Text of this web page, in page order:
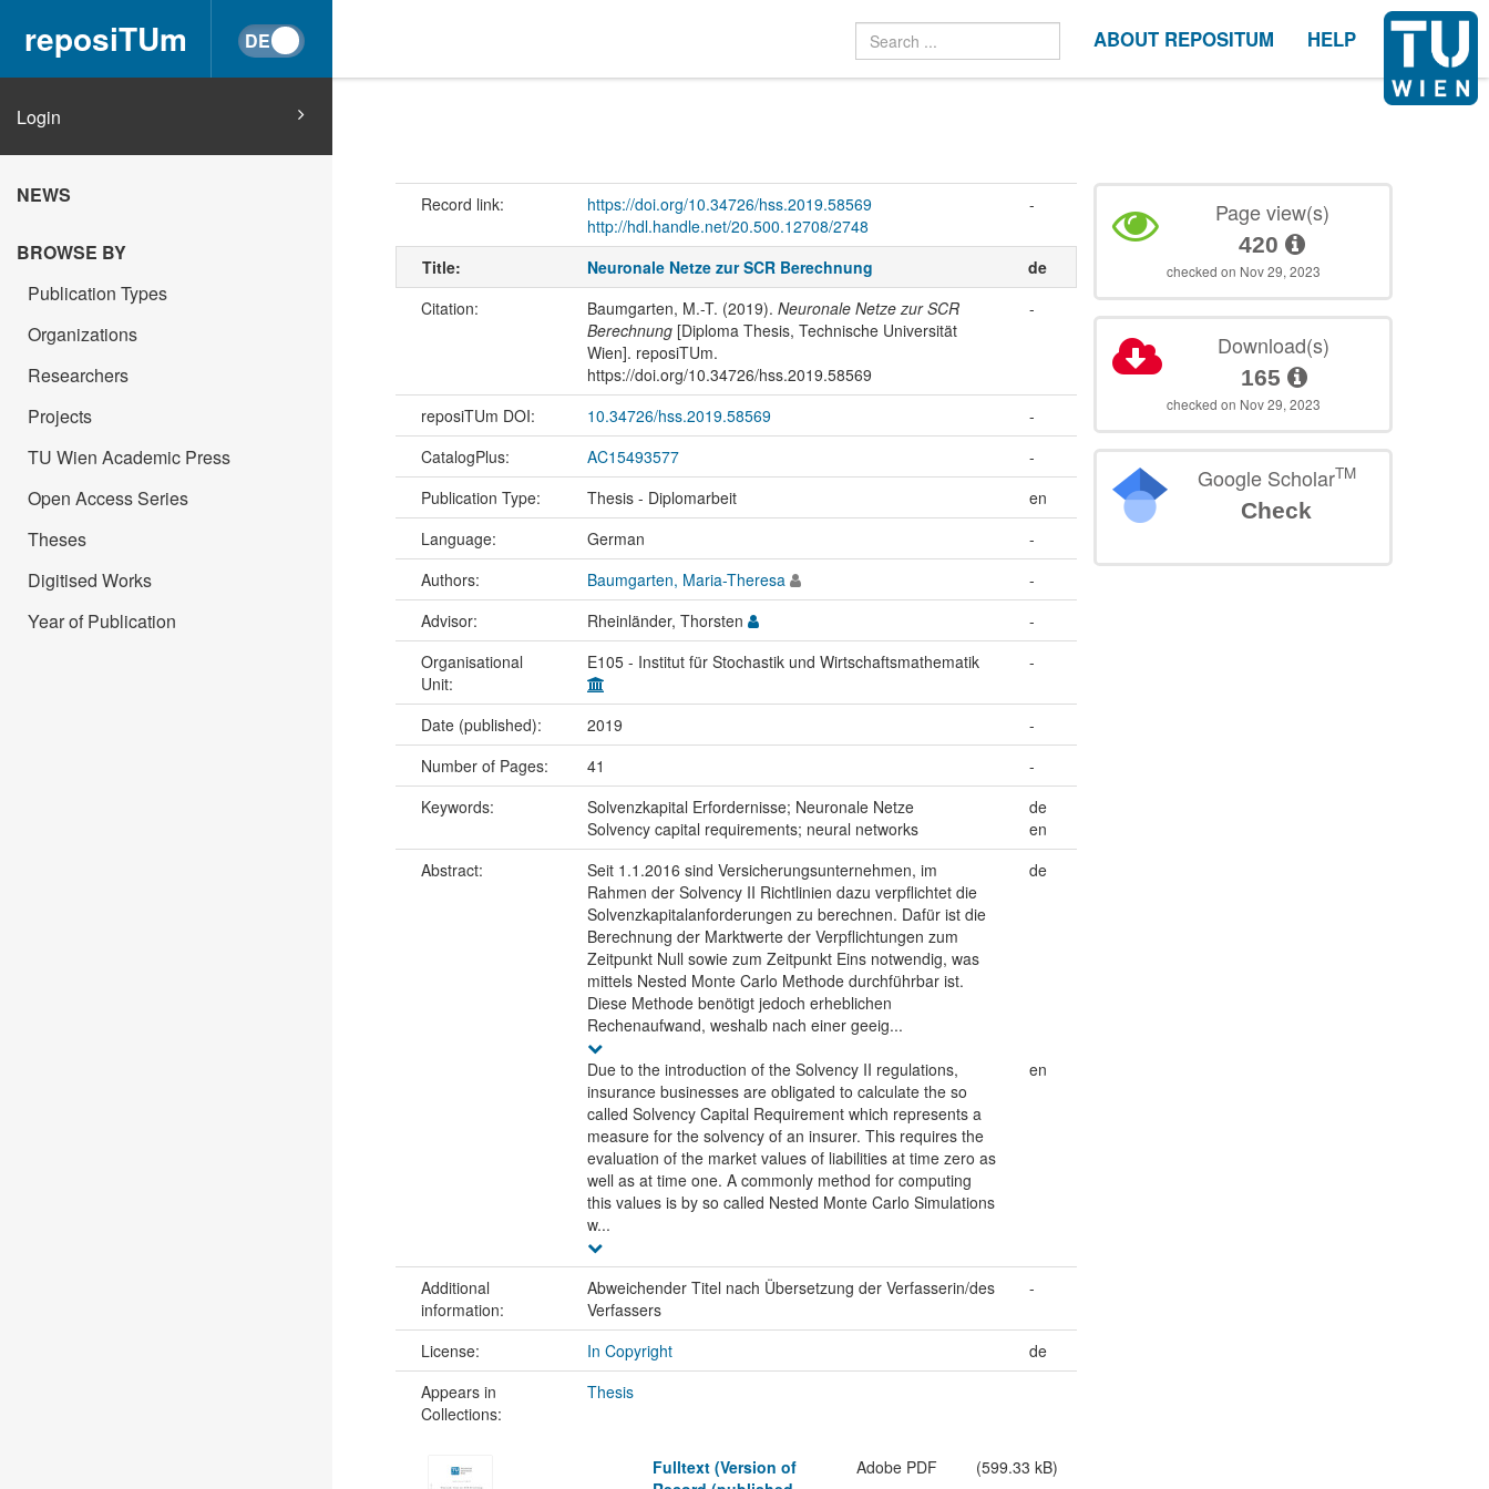
reposiTUm ABOUT REPOSITUM HELP
Login
NEWS
BROWSE BY
Publication Types
Organizations
Researchers
Projects
TU Wien Academic Press
Open Access Series
Theses
Digitised Works
Year of Publication
Record link:
https://doi.org/10.34726/hss.2019.58569
http://hdl.handle.net/20.500.12708/2748
-
Title: Neuronale Netze zur SCR Berechnung
de
Citation:
Baumgarten, M.-T. (2019). Neuronale Netze zur SCR
Berechnung[Diploma Thesis, Technische Universität
Wien]. reposiTUm.
https://doi.org/10.34726/hss.2019.58569
-
reposiTUm DOI: 10.34726/hss.2019.58569
-
CatalogPlus:
AC15493577
-
Publication Type:
Thesis - Diplomarbeit
en
Language:
German
-
Authors:
Baumgarten, Maria-Theresa
-
Advisor:
Rheinländer, Thorsten
-
Organisational
Unit:
E105 - Institut für Stochastik und Wirtschaftsmathematik -
Date (published): 2019
-
Number of Pages:
41
-
Keywords:
Solvenzkapital Erfordernisse; Neuronale Netze
de
Solvency capital requirements; neural networks
en
Abstract:
Seit 1.1.2016 sind Versicherungsunternehmen, im
Rahmen der Solvency II Richtlinien dazu verpflichtet die
Solvenzkapitalanforderungen zu berechnen. Dafür ist die
Berechnung der Marktwerte der Verpflichtungen zum
Zeitpunkt Null sowie zum Zeitpunkt Eins notwendig, was
mittels Nested Monte Carlo Methode durchführbar ist.
Diese Methode benötigt jedoch erheblichen
Rechenaufwand, weshalb nach einer geeig...
de
Due to the introduction of the Solvency II regulations,
insurance businesses are obligated to calculate the so
called Solvency Capital Requirement which represents a
measure for the solvency of an insurer. This requires the
evaluation of the market values of liabilities at time zero as
well as at time one. A commonly method for computing
this values is by so called Nested Monte Carlo Simulations
w...
en
Additional
information:
Abweichender Titel nach Übersetzung der Verfasserin/des
Verfassers
-
License: In Copyright
de
Appears in
Collections:
Thesis
Fulltext (Version of
Adobe PDF (599.33 kB)
Page view(s)
420
checked on Nov 29, 2023
Download(s)
165
checked on Nov 29, 2023
Google ScholarTM
Check